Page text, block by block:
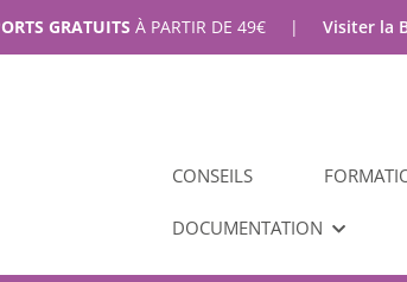
GRATUITS À PARTIR DE 49€ | Visiter la
CONSEILS
DOCUMENTATION